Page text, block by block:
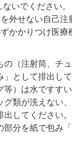
いでください。
外せない自己注
かかりつけ医療
（注射筒、チ
として排出して
等）は水ですす
類が洗えない
してください。
部分を紙で包み